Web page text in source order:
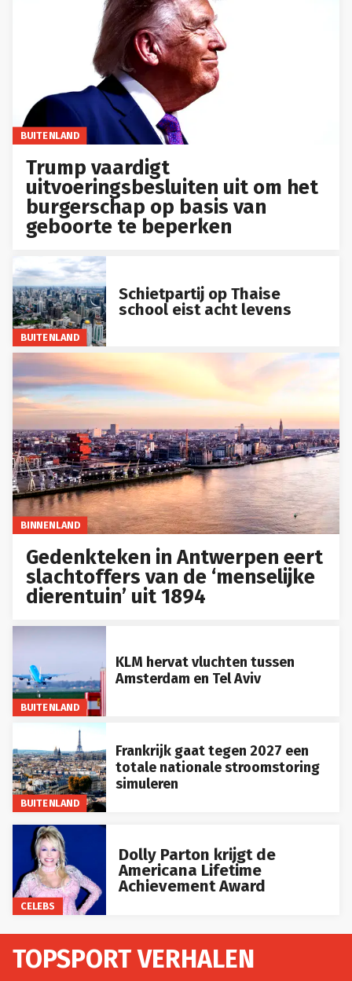
BUITENLAND
Trump vaardigt
uitvoeringsbesluiten uit om het
burgerschap op basis van
geboorte te beperken
BUITENLAND
Schietpartij op Thaise
school eist acht levens
BINNENLAND
Gedenkteken in Antwerpen eert
slachtoffers van de ‘menselijke
dierentuin’ uit 1894
BUITENLAND
KLM hervat vluchten tussen
Amsterdam en Tel Aviv
BUITENLAND
Frankrijk gaat tegen 2027 een
totale nationale stroomstoring
simuleren
CELEBS
Dolly Parton krijgt de
Americana Lifetime
Achievement Award
TOPSPORT VERHALEN